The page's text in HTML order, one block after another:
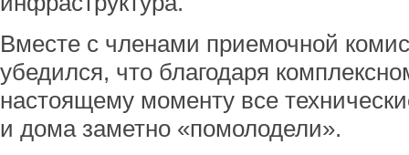
Вместе с членами приемочной
убедился, что благодаря
настоящему моменту все
и дома заметно «помолодели».